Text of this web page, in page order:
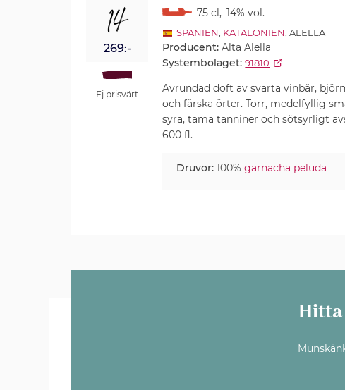
14
269:-
Ej prisvärt
75 cl, 14% vol.
SPANIEN KATALONIEN , ALELLA
Producent:Alta Alella
Systembolaget: 91810
Avrundad doft av svarta vinbär,
och färska örter. Torr, medelfyllig
syra, tama tanniner och sötsyrligt
600 fl.
Druvor: 100%garnacha peluda